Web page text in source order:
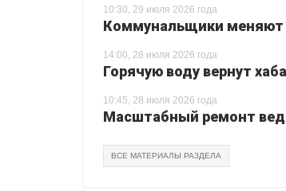
10:30, 29 июля 2026 года
Коммунальщики меняют
14:00, 28 июля 2026 года
Горячую воду вернут
10:45, 28 июля 2026 года
Масштабный ремонт
ВСЕ МАТЕРИАЛЫ РАЗДЕЛА